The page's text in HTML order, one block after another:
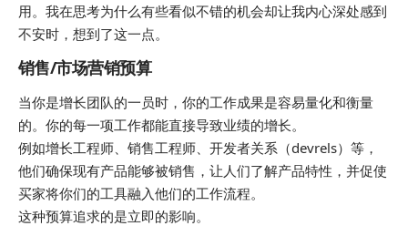
用。我在思考为什么有些看似不错的机会却让我内心深处感到
不安时，想到了这一点。
销售/市场营销预算
当你是增长团队的一员时，你的工作成果是容易量化和衡量
的。你的每一项工作都能直接导致业绩的增长。
例如增长工程师、销售工程师、开发者关系（devrels）等，
他们确保现有产品能够被销售，让人们了解产品特性，并促使
买家将你们的工具融入他们的工作流程。
这种预算追求的是立即的影响。